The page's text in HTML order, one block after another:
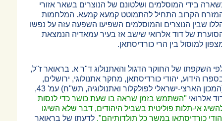
בידי המוסלמים ושלטונם של הנוצרים בשאר אזורי
הקרוב התחיל להתמוטט קמעא קמעא. המלחמות
שבין הנוצרים והמוסלמים השפיעו השפעה עזה על נפשו
של דוד אלרואי שישב אז בעיר עמאדיה הנמצאת
למוסול בין הרי כורדיסתאן.
השקפתו של החוקר הדגול והאתנולוג ד"ר א. בראואר ז"ל,
הידוע, יהודי כורדיסתאן, מחקר אתנולוגי, ירושלים,
(המכון הארצי-ישראלי לפולקלור ואתנולוגיה, תש"ח) עמ' 43,
אלרואי "השתמש בזמן שראה בו שעת כושר כדי לנסות
אי-תלות פוליטית בשביל היהודים, דבר שלא השיגו
כורדיסתאן במשך כל תולדותיהם". לדעתו של בראואר